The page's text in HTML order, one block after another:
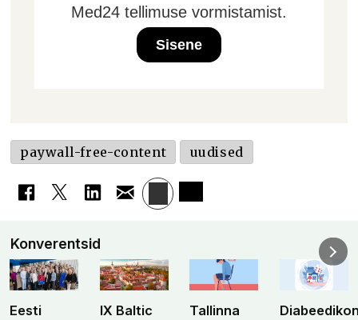
Med24 tellimuse vormistamist.
Sisene
paywall-free-content uudised
Konverentsid
Eesti
IX Baltic
Tallinna